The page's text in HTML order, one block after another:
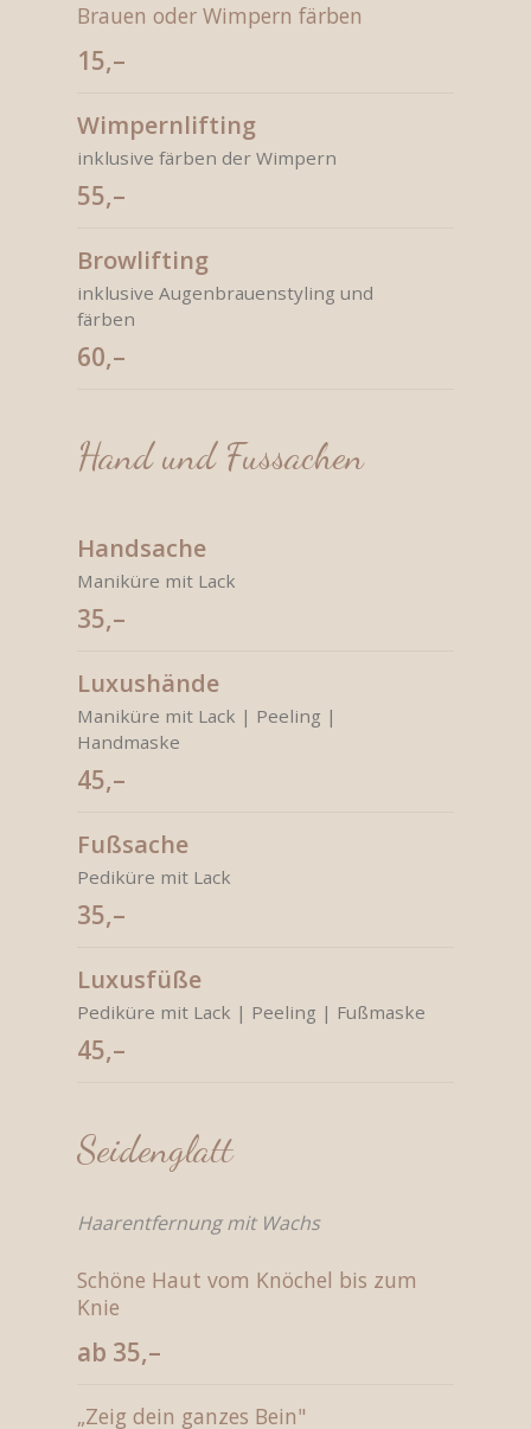
Brauen oder Wimpern färben
15,–
Wimpernlifting
inklusive färben der Wimpern
55,–
Browlifting
inklusive Augenbrauenstyling und
färben
60,–
Hand und Fussachen
Handsache
Maniküre mit Lack
35,–
Luxushände
Maniküre mit Lack | Peeling |
Handmaske
45,–
Fußsache
Pediküre mit Lack
35,–
Luxusfüße
Pediküre mit Lack | Peeling | Fußmaske
45,–
Seidenglatt
Haarentfernung mit Wachs
Schöne Haut vom Knöchel bis zum
Knie
ab 35,–
„Zeig dein ganzes Bein"